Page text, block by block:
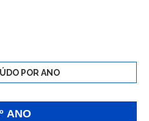
POR ANO
ANO